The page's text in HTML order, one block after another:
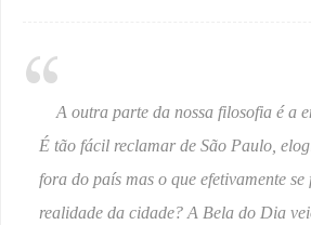
A outra parte da nossa filosofia é a
É tão fácil reclamar de São Paulo,
fora do país mas o que efetivamente
realidade da cidade? A Bela do Dia